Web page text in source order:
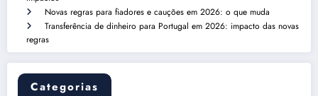
Novas regras para fiadores e cauções em 2026: o que muda
Transferência de dinheiro para Portugal em 2026: impacto das novas
regras
Categorias